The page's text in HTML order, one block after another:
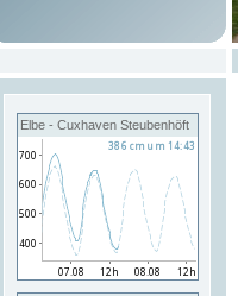
Elbe - Cuxhaven Steubenhöft